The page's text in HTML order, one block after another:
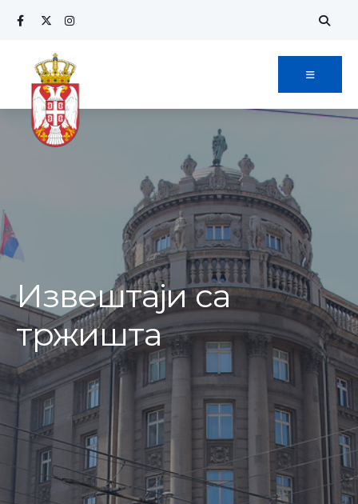
Извештаји са
тржишта